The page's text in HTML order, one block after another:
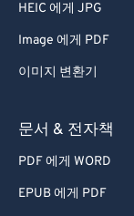
HEIC 에게 JPG
Image 에게 PDF
이미지 변환기
문서 & 전자책
PDF 에게 WORD
EPUB 에게 PDF